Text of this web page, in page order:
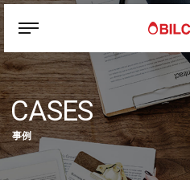
CASES
事例